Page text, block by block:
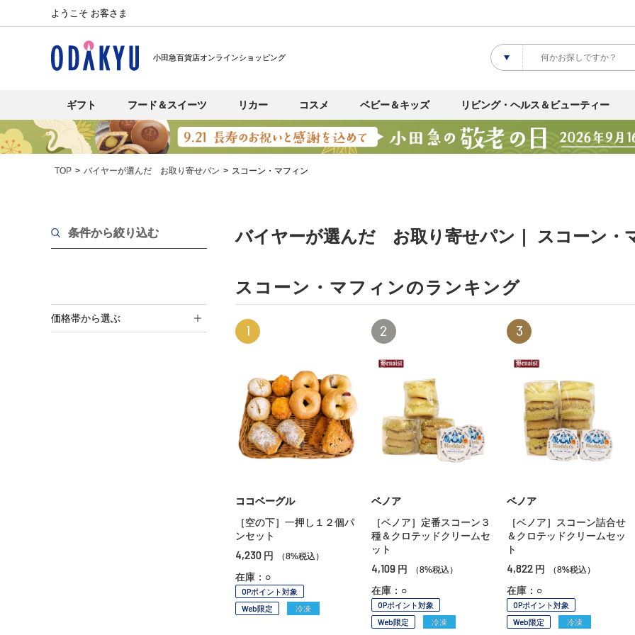
ようこそ お客さま
小田急百貨店オンラインショッピング
ギフト フード＆スイーツ リカー コスメ ベビー＆キッズ リビング・ヘルス＆ビューティー
TOP バイヤーが選んだ お取り寄せパン スコーン・マフィン
条件から絞り込む
価格帯から選ぶ
バイヤーが選んだ お取り寄せパン｜ スコーン・
スコーン・マフィンのランキング
1
ココベーグル
［空の下］一押し１２個パ
ンセット
4,230 円 （8%税込）
在庫：○
OPポイント対象
Web限定
冷凍
2
ベノア
［ベノア］定番スコーン３
種＆クロテッドクリームセ
ット
4,109 円 （8%税込）
在庫：○
OPポイント対象
Web限定
冷凍
3
ベノア
［ベノア］スコーン詰合せ
＆クロテッドクリームセッ
ト
4,822 円 （8%税込）
在庫：○
OPポイント対象
Web限定
冷凍